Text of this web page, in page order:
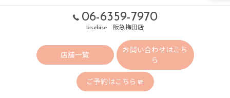
とで、顔のむくみやくすみがより早く解消したという声
が多く聞かれます。肌が柔らかくなった状態で鍼を受け
ることで、刺激が穏やかに伝わりやすいというメリット
もあります。
一方で、エステ後は一時的に肌が敏感になっていること
もあるため、赤みや刺激を感じやすい方は注意が必要で
06-6359-7970
bisebise 阪急梅田店
店舗一覧
お問い合わせはこち
ら
ご予約はこちら